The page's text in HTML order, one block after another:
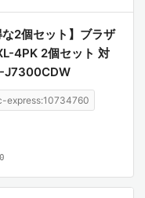
2個セット】ブラザ
4PK 2個セット 対
J7300CDW
express:10734760